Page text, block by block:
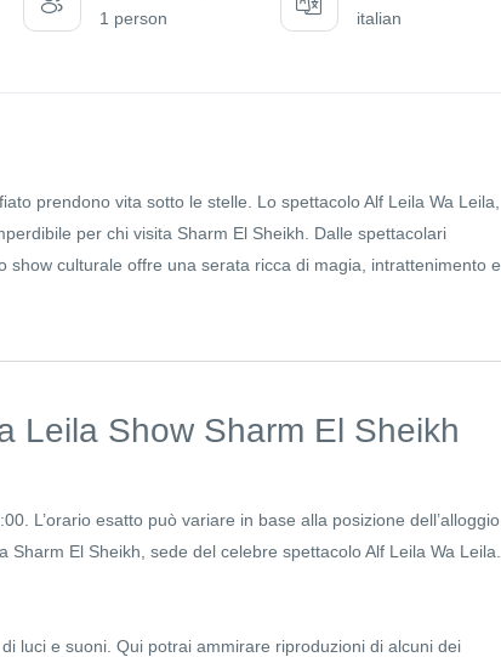
1 person italian
prendono vita sotto le stelle. Lo spettacolo Alf Leila Wa Leila,
per chi visita Sharm El Sheikh. Dalle spettacolari
culturale offre una serata ricca di magia, intrattenimento e
Leila Show Sharm El Sheikh
L’orario esatto può variare in base alla posizione dell’alloggio.
El Sheikh, sede del celebre spettacolo Alf Leila Wa Leila.
luci e suoni. Qui potrai ammirare riproduzioni di alcuni dei